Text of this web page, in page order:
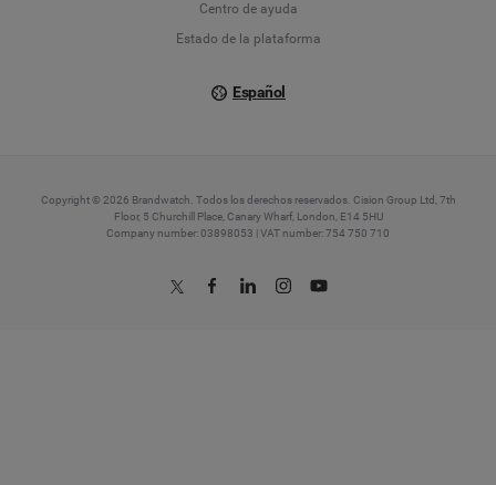
Centro de ayuda
Estado de la plataforma
Español
Copyright © 2026 Brandwatch. Todos los derechos reservados. Cision Group Ltd, 7th
Floor, 5 Churchill Place, Canary Wharf, London, E14 5HU
Company number: 03898053 | VAT number: 754 750 710